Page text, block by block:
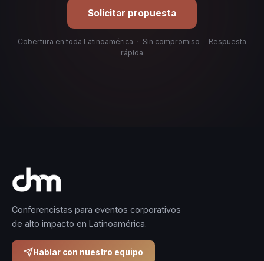
Solicitar propuesta
Cobertura en toda Latinoamérica · Sin compromiso · Respuesta
rápida
Conferencistas para eventos corporativos
de alto impacto en Latinoamérica.
Hablar con nuestro equipo